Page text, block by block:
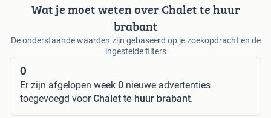
Wat je moet weten over Chalet te huur
brabant
De onderstaande waarden zijn gebaseerd op je zoekopdracht en de
ingestelde filters
0
Er zijn afgelopen week 0 nieuwe advertenties
toegevoegd voorChalet te huur brabant.